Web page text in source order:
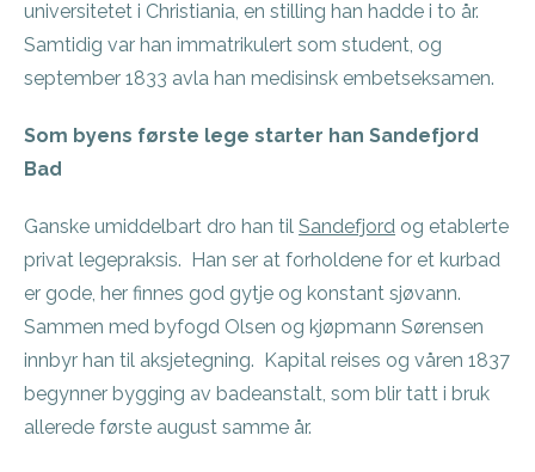
universitetet i Christiania, en stilling han hadde i to år.
Samtidig var han immatrikulert som student, og
september 1833 avla han medisinsk embetseksamen.
Som byens første lege starter han Sandefjord
Bad
Ganske umiddelbart dro han til Sandefjord og etablerte
privat legepraksis. Han ser at forholdene for et kurbad
er gode, her finnes god gytje og konstant sjøvann.
Sammen med byfogd Olsen og kjøpmann Sørensen
innbyr han til aksjetegning. Kapital reises og våren 1837
begynner bygging av badeanstalt, som blir tatt i bruk
allerede første august samme år.